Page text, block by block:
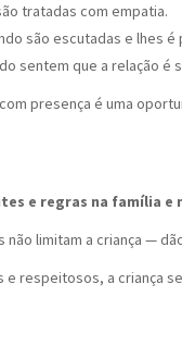
tratadas com empatia.
são escutadas e lhes é
sentem que a relação é
presença é uma
e regras na família e
limitam a criança —
e respeitosos, a criança